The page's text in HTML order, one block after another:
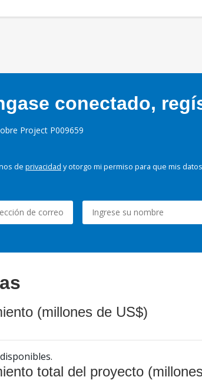
conectado,
Project P009659
de privacidad y otorgo mi permiso para que mis
(millones de US$)
total del proyecto